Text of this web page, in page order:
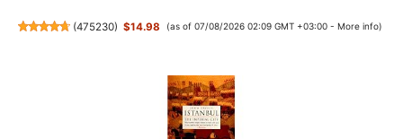
(475230) $14.98 (as of 07/08/2026 02:09 GMT +03:00 - More info)